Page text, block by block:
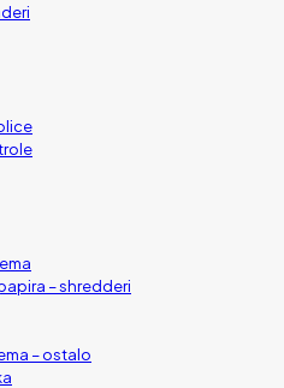
– shredderi
– ostalo